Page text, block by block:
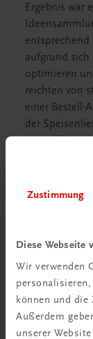
Zustimmung
Diese Webseite
Wir verwenden
können und die
Außerdem
unserer
Ergebnis war
entsprechend
aufgrund sich
optimieren
reichten von
einer Bestell-
der
Wir freuen